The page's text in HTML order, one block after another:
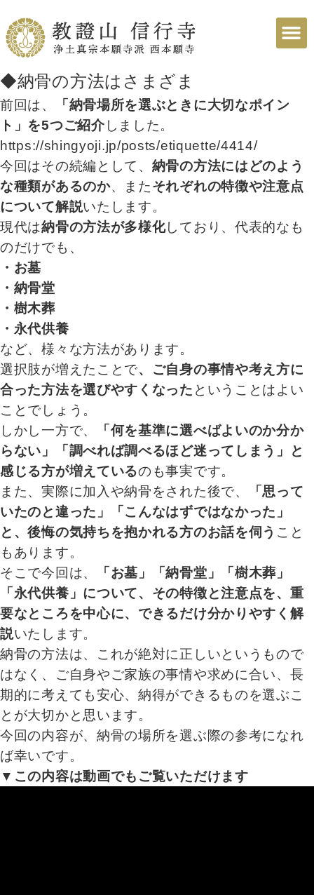
◆納骨の方法はさまざま
前回は、
「納骨場所を選ぶときに大切なポイン
ト」を5つご紹介 しました。
https://shingyoji.jp/posts/etiquette/4414/
今回はその続編として、 納骨の方法にはどのよう
な種類があるのか、またそれぞれの特徴や注意点
について解説いたします。
現代は納骨の方法が多様化しており、代表的なも
のだけでも、
・お墓
・納骨堂
・樹木葬
・永代供養
など、様々な方法があります。
選択肢が増えたことで、ご自身の事情や考え方に
合った方法を選びやすくなった ということはよい
ことでしょう。
しかし一方で、
「何を基準に選べばよいのか分か
らない」「調べれば調べるほど迷ってしまう」と
感じる方が増えているのも事実です。
また、実際に加入や納骨をされた後で、
「思って
いたのと違った」「こんなはずではなかった」
と、後悔の気持ちを抱かれる方のお話を伺う こと
もあります。
そこで今回は、
「お墓」「納骨堂」「樹木葬」
「永代供養」について、その特徴と注意点を、重
要なところを中心に、できるだけ分かりやすく解
説いたします。
納骨の方法は、これが絶対に正しいというもので
はなく、ご自身やご家族の事情や求めに合い、長
期的に考えても安心、納得ができるものを選ぶこ
とが大切かと思います。
今回の内容が、納骨の場所を選ぶ際の参考になれ
ば幸いです。
▼この内容は動画でもご覧いただけます